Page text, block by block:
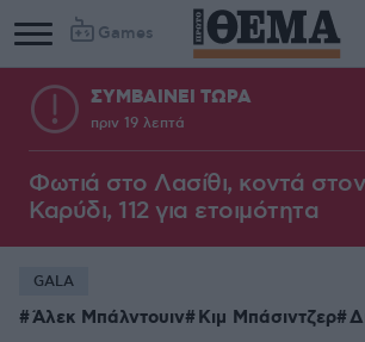
Games
ΣΥΜΒΑΙΝΕΙ ΤΩΡΑ
πριν 19 λεπτά
Φωτιά στο Λασίθι, κοντά στον
Καρύδι, 112 για ετοιμότητα
GALA
Άλεκ Μπάλντουιν Κιμ Μπάσιντζερ